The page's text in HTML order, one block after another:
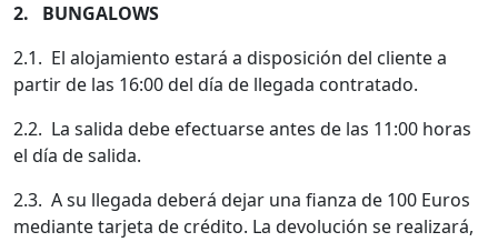
2. BUNGALOWS
2.1. El alojamiento estará a disposición del cliente a
partir de las 16:00 del día de llegada contratado.
2.2. La salida debe efectuarse antes de las 11:00 horas
el día de salida.
2.3. A su llegada deberá dejar una fianza de 100 Euros
mediante tarjeta de crédito. La devolución se realizará,